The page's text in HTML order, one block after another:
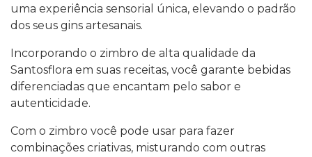
uma experiência sensorial única, elevando o padrão
dos seus gins artesanais.
Incorporando o zimbro de alta qualidade da
Santosflora em suas receitas, você garante bebidas
diferenciadas que encantam pelo sabor e
autenticidade.
Com o zimbro você pode usar para fazer
combinações criativas, misturando com outras